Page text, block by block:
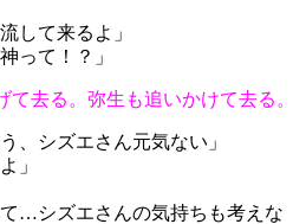
して来るよ」
って！？」
て去る。弥生も追いかけて去る。
、シズエさん元気ない」
」
…シズエさんの気持ちも考えな